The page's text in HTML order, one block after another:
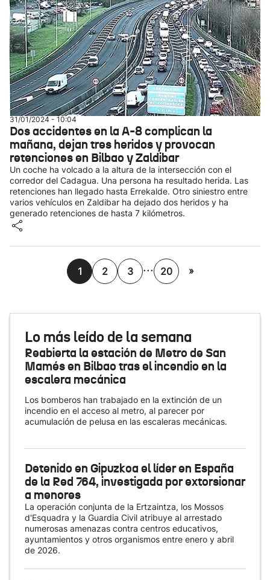
31/01/2024 - 10:04
Dos accidentes en la A-8 complican la
mañana, dejan tres heridos y provocan
retenciones en Bilbao y Zaldibar
Un coche ha volcado a la altura de la intersección con el
corredor del Cadagua. Una persona ha resultado herida. Las
retenciones han llegado hasta Errekalde. Otro siniestro entre
varios vehículos en Zaldibar ha dejado dos heridos y ha
generado retenciones de hasta 7 kilómetros.
1 2 3 ... 20 »
Lo más leído de la semana
Reabierta la estación de Metro de San
Mamés en Bilbao tras el incendio en la
escalera mecánica
Los bomberos han trabajado en la extinción de un
incendio en el acceso al metro, al parecer por
acumulación de pelusa en las escaleras mecánicas.
Detenido en Gipuzkoa el líder en España
de la Red 764, investigada por extorsionar
a menores
La operación conjunta de la Ertzaintza, los Mossos
d'Esquadra y la Guardia Civil atribuye al arrestado
numerosas amenazas contra centros educativos,
ayuntamientos y otros organismos entre enero y abril
de 2026.